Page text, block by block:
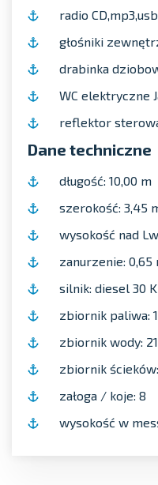
radio CD,mp3,usb
głośniki
drabinka
WC elektryczne
reflektor
Dane techniczne
długość: 10,00 m
szerokość: 3,45
wysokość nad
zanurzenie: 0,65
silnik: diesel 30
zbiornik paliwa:
zbiornik wody:
zbiornik
załoga / koje: 8
wysokość w